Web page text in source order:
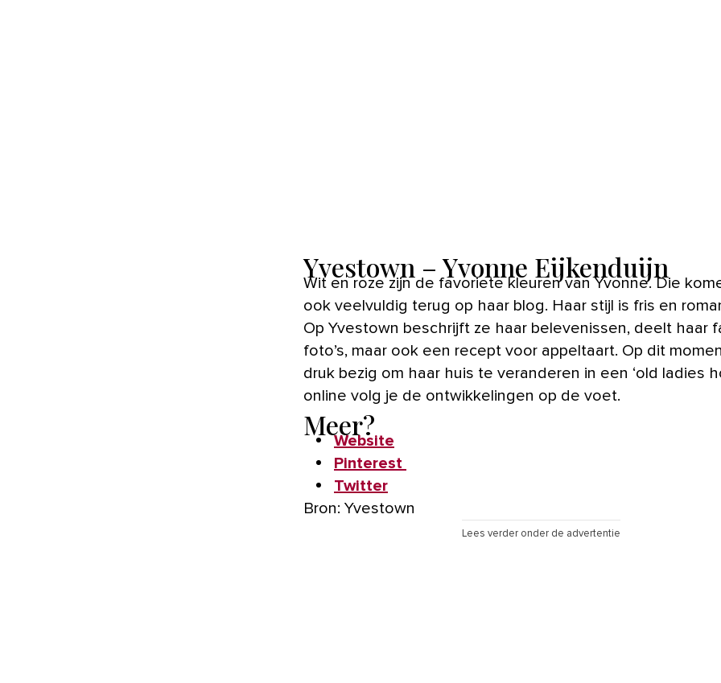
Yvestown – Yvonne Eijkenduijn
Wit en roze zijn de favoriete kleuren van Yvonne. Die komen dan
ook veelvuldig terug op haar blog. Haar stijl is fris en
Op Yvestown beschrijft ze haar belevenissen, deelt haar
foto’s, maar ook een recept voor appeltaart. Op dit
druk bezig om haar huis te veranderen in een ‘old ladies
online volg je de ontwikkelingen op de voet.
Meer?
Website
Pinterest
Twitter
Bron: Yvestown
Lees verder onder de advertentie